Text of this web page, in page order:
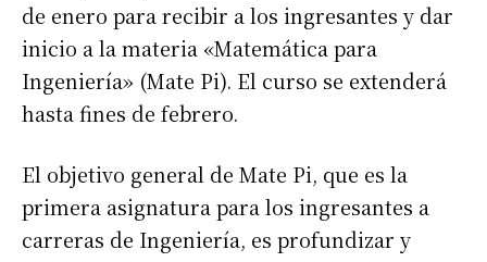
de enero para recibir a los ingresantes y dar
inicio a la materia «Matemática para
Ingeniería» (Mate Pi). El curso se extenderá
hasta fines de febrero.
El objetivo general de Mate Pi, que es la
primera asignatura para los ingresantes a
carreras de Ingeniería, es profundizar y